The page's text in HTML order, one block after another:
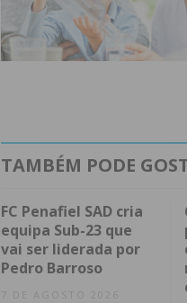
TAMBÉM PODE
FC Penafiel SAD cria
equipa Sub-23 que
vai ser liderada por
Pedro Barroso
7 DE AGOSTO 2026